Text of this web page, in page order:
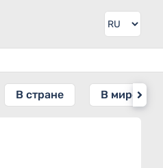
В стране В мире